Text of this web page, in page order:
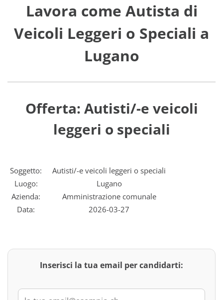
Lavora come Autista di
Veicoli Leggeri o Speciali a
Lugano
Offerta: Autisti/-e veicoli
leggeri o speciali
Soggetto:
Autisti/-e veicoli leggeri o speciali
Luogo:
Lugano
Azienda:
Amministrazione comunale
Data:
2026-03-27
Inserisci la tua email per candidarti: